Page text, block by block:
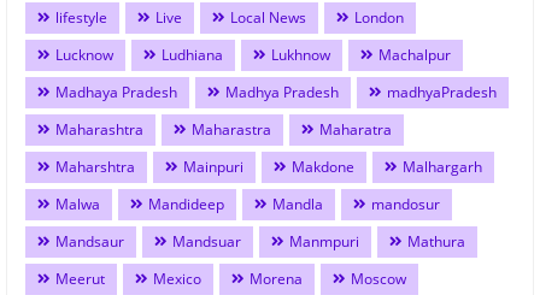
lifestyle
Live Local News
London
Lucknow
Ludhiana Lukhnow
Machalpur
Madhaya Pradesh
Madhya Pradesh
madhyaPradesh
Maharashtra
Maharastra
Maharatra
Maharshtra
Mainpuri Makdone
Malhargarh
Malwa
Mandideep Mandla
mandosur
Mandsaur
Mandsuar Manmpuri
Mathura
Meerut
Mexico Morena
Moscow